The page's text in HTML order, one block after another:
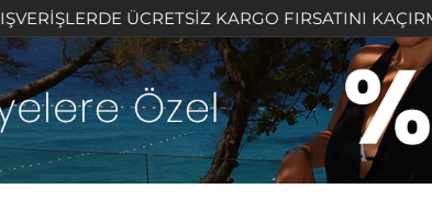
ÜCRETSİZ KARGO FIRSATINI KAÇIRMAYIN! 🤍